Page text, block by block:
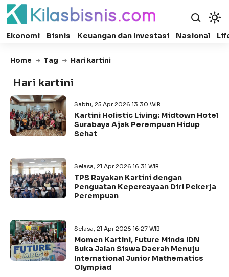
Ekonomi Bisnis Keuangan dan Investasi Nasional
Home Tag Hari kartini
Hari kartini
Sabtu, 25 Apr 2026 13:30 WIB
Kartini Holistic Living: Midtown Hotel
Surabaya Ajak Perempuan Hidup
Sehat
Selasa, 21 Apr 2026 16:31 WIB
TPS Rayakan Kartini dengan
Penguatan Kepercayaan Diri Pekerja
Perempuan
Selasa, 21 Apr 2026 16:27 WIB
Momen Kartini, Future Minds IDN
Buka Jalan Siswa Daerah Menuju
International Junior Mathematics
Olympiad